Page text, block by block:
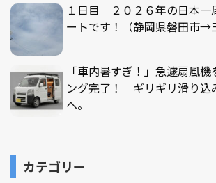
１日目 ２０２６年の日本一
ートです！（静岡県磐田市→
「車内暑すぎ！」急遽扇風
ング完了！ ギリギリ滑り込
へ。
カテゴリー